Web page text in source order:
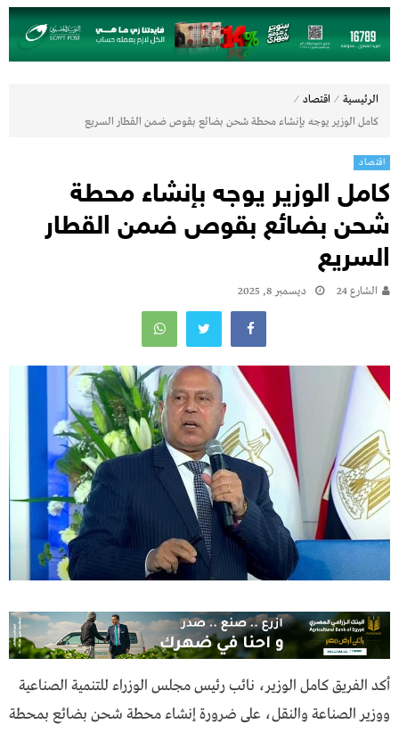
الرئيسية ⁄ اقتصاد ⁄
كامل الوزير يوجه بإنشاء محطة شحن بضائع بقوص ضمن القطار السريع
اقتصاد
كامل الوزير يوجه بإنشاء محطة
شحن بضائع بقوص ضمن القطار
السريع
الشارع 24 ديسمبر 8, 2025
أكد الفريق كامل الوزير، نائب رئيس مجلس الوزراء للتنمية الصناعية
ووزير الصناعة والنقل، على ضرورة إنشاء محطة شحن بضائع بمحطة